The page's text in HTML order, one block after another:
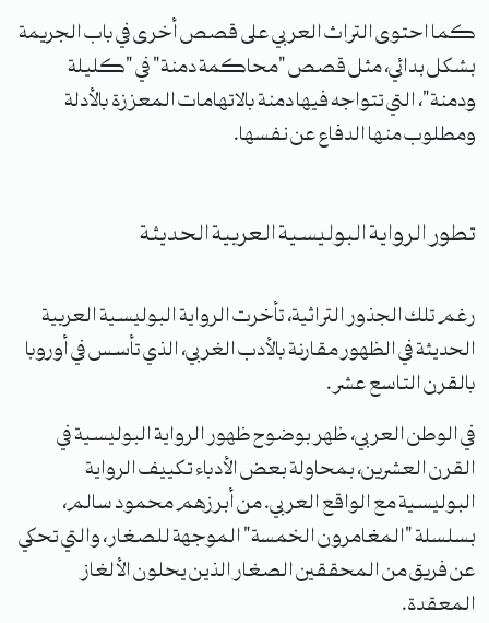
كما احتوى التراث العربي على قصص أخرى في باب الجريمة
بشكل بدائي، مثل قصص "محاكمة دمنة" في "كليلة
ودمنة"، التي تتواجه فيها دمنة بالاتهامات المعززة بالأدلة
ومطلوب منها الدفاع عن نفسها.
تطور الرواية البوليسية العربية الحديثة
رغم تلك الجذور التراثية، تأخرت الرواية البوليسية العربية
الحديثة في الظهور مقارنة بالأدب الغربي، الذي تأسس في أوروبا
بالقرن التاسع عشر.
في الوطن العربي، ظهر بوضوح ظهور الرواية البوليسية في
القرن العشرين، بمحاولة بعض الأدباء تكييف الرواية
البوليسية مع الواقع العربي. من أبرزهم محمود سالم،
بسلسلة "المغامرون الخمسة" الموجهة للصغار، والتي تحكي
عن فريق من المحققين الصغار الذين يحلون الألغاز
المعقدة.